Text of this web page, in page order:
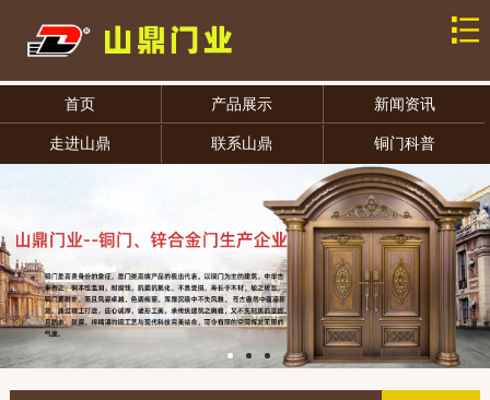
首页 产品展示 新闻资讯
走进山鼎 联系山鼎 铜门科普